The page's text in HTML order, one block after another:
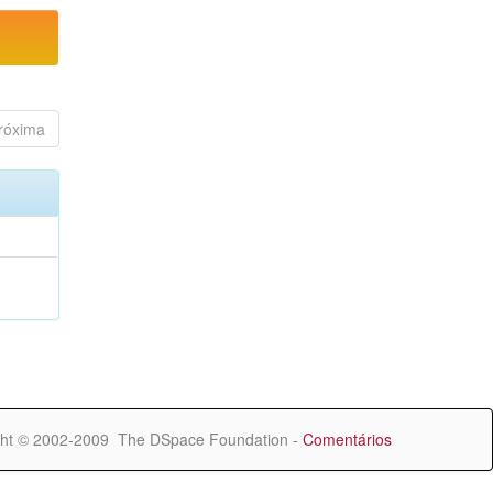
© 2002-2009 The DSpace Foundation - Comentários